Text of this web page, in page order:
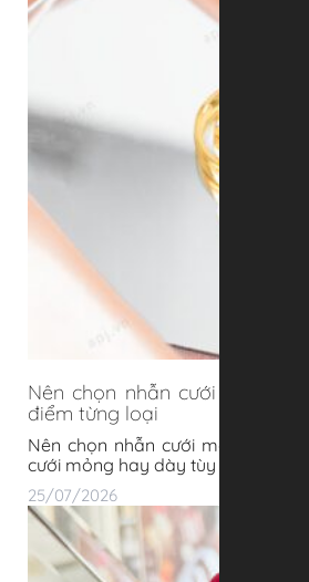
Nên chọn nhẫn cưới mỏng
điểm từng loại
Nên chọn nhẫn cưới mỏng hay
cưới mỏng hay dày tùy theo s�
25/07/2026